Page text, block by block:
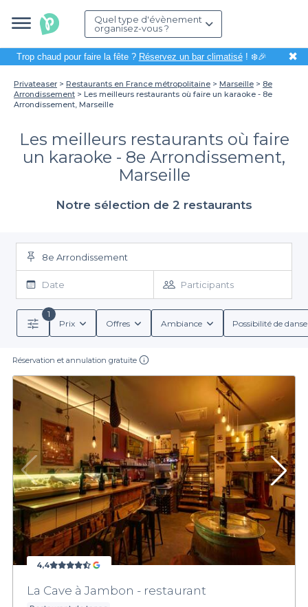
Quel type d'évènement
organisez-vous ?
Trop chaud pour faire la fête ? Réservez un bar climatisé! ❄️🎉 ✖
Privateaser Restaurants en France métropolitaine Marseille
8e
Arrondissement
Les meilleurs restaurants où faire un karaoke - 8e
Arrondissement, Marseille
Les meilleurs restaurants où faire
un karaoke - 8e Arrondissement,
Marseille
Notre sélection de 2 restaurants
8e Arrondissement
Date Participants
1
Prix
Offres Ambiance Possibilité de
Réservation et annulation gratuite
4,4
La Cave à Jambon - restaurant